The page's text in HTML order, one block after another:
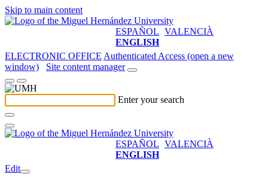
Skip to main content
ESPAÑOL VALENCIÀ
ENGLISH
ELECTRONIC OFFICE Authenticated Access (open a new
window)
Site content manager
Enter your search
ESPAÑOL VALENCIÀ
ENGLISH
Edit